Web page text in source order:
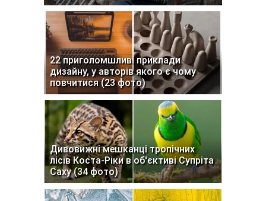
22 приголомшливі приклади
дизайну, у авторів якого є чому
повчитися (23 фото)
Дивовижні мешканці тропічних
лісів Коста-Ріки в об'єктиві Супріта
Саху (34 фото)